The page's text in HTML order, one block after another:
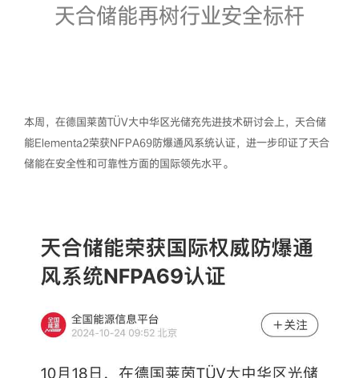
天合储能再树行业安全标杆
本周，在德国莱茵TÜV大中华区光储充先进技术研讨会上，天合储
能Elementa2荣获NFPA69防爆通风系统认证，进一步印证了天合
储能在安全性和可靠性方面的国际领先水平。